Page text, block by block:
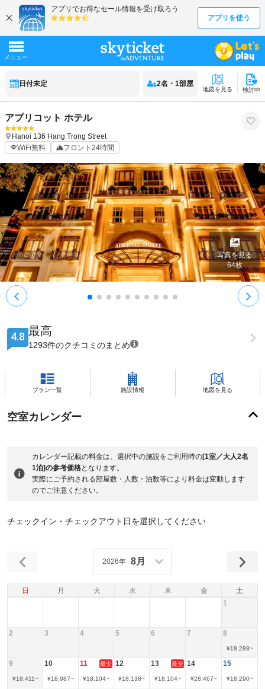
日付未定 2名 ・ 1部屋
地図を見る 検討中
アプリコット ホテル
Hanoi 136 Hang Trong Street
WiFi無料
フロント24時間
写真を見る
64枚
4.8 最高
1293件のクチコミのまとめ
プラン一覧 施設情報 地図を見る
空室カレンダー
カレンダー記載の料金は、選択中の施設をご利用時の[1室／大人2名
1泊]の参考価格となります。
実際にご予約される部屋数・人数・泊数等により料金は変動します
のでご注意ください。
チェックイン・チェックアウト日を選択してください
日 月 火 水 木 金 土
2026年 8月
1
2 3 4 5 6 7 8
¥18,288~
9
¥18,411~
10
¥18,987~
11 最安
¥18,104~
12
¥18,138~
13 最安
¥18,104~
14
¥28,467~
15
¥18,290~